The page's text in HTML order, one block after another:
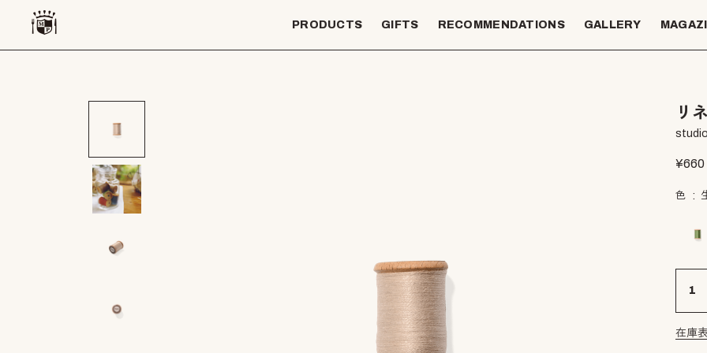
PRODUCTS GIFTS RECOMMENDATIONS GALLERY
リ
¥660
色
在庫